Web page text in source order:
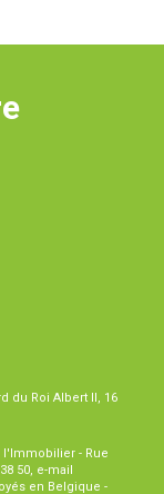
du Roi Albert II, 16
- Rue
50, e-mail
en Belgique -